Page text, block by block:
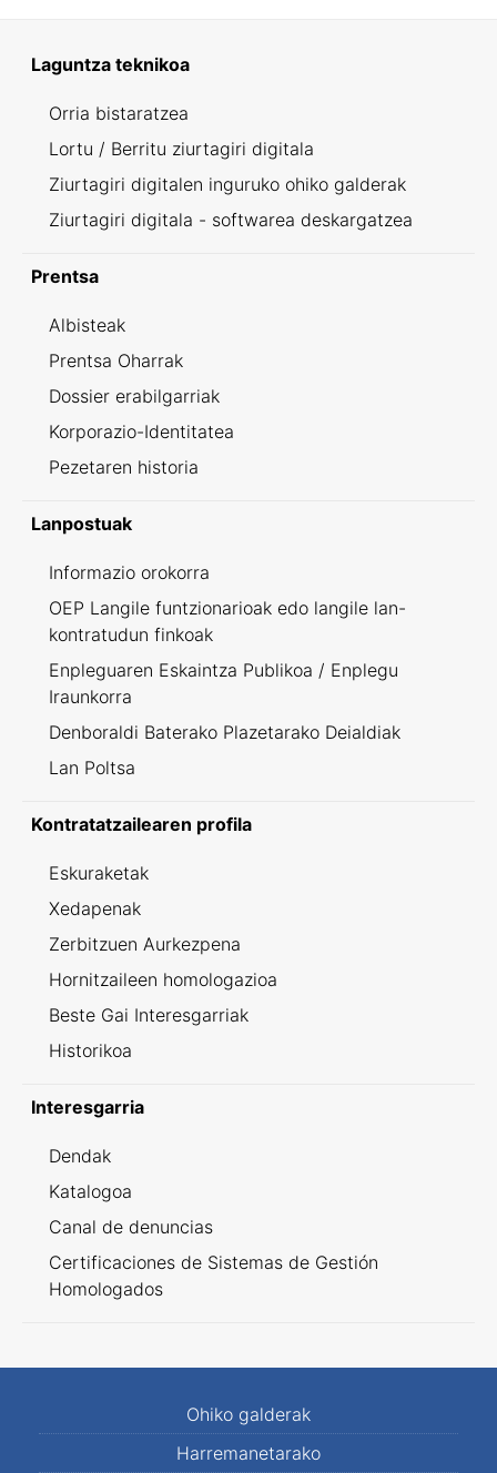
Laguntza teknikoa
Orria bistaratzea
Lortu / Berritu ziurtagiri digitala
Ziurtagiri digitalen inguruko ohiko galderak
Ziurtagiri digitala - softwarea deskargatzea
Prentsa
Albisteak
Prentsa Oharrak
Dossier erabilgarriak
Korporazio-Identitatea
Pezetaren historia
Lanpostuak
Informazio orokorra
OEP Langile funtzionarioak edo langile lan-
kontratudun finkoak
Enpleguaren Eskaintza Publikoa / Enplegu
Iraunkorra
Denboraldi Baterako Plazetarako Deialdiak
Lan Poltsa
Kontratatzailearen profila
Eskuraketak
Xedapenak
Zerbitzuen Aurkezpena
Hornitzaileen homologazioa
Beste Gai Interesgarriak
Historikoa
Interesgarria
Dendak
Katalogoa
Canal de denuncias
Certificaciones de Sistemas de Gestión
Homologados
Ohiko galderak
Harremanetarako